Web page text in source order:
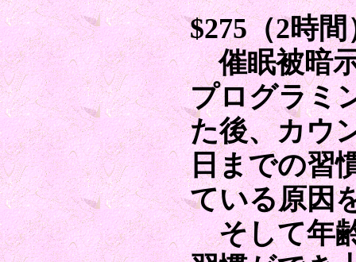
$275（2時間
催眠被暗示
プログラミ
た後、カウ
日までの習
ている原因
そして年齢